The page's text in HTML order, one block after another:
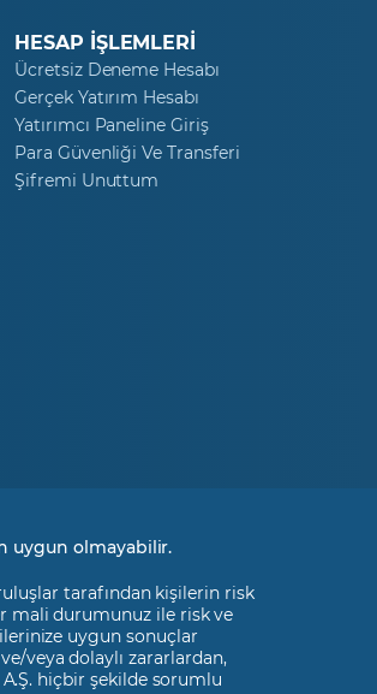
HESAP İŞLEMLERİ
Ücretsiz Deneme Hesabı
Gerçek Yatırım Hesabı
Yatırımcı Paneline Giriş
Para Güvenliği Ve Transferi
Şifremi Unuttum
uygun olmayabilir.
tarafından kişilerin risk
mali durumunuz ile risk ve
uygun sonuçlar
veya dolaylı zararlardan,
hiçbir şekilde sorumlu